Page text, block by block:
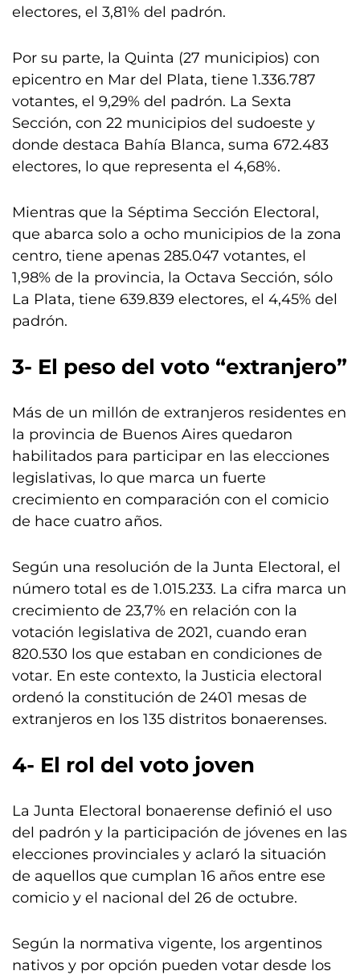
electores, el 3,81% del padrón.
Por su parte, la Quinta (27 municipios) con
epicentro en Mar del Plata, tiene 1.336.787
votantes, el 9,29% del padrón. La Sexta
Sección, con 22 municipios del sudoeste y
donde destaca Bahía Blanca, suma 672.483
electores, lo que representa el 4,68%.
Mientras que la Séptima Sección Electoral,
que abarca solo a ocho municipios de la zona
centro, tiene apenas 285.047 votantes, el
1,98% de la provincia, la Octava Sección, sólo
La Plata, tiene 639.839 electores, el 4,45% del
padrón.
3- El peso del voto “extranjero”
Más de un millón de extranjeros residentes en
la provincia de Buenos Aires quedaron
habilitados para participar en las elecciones
legislativas, lo que marca un fuerte
crecimiento en comparación con el comicio
de hace cuatro años.
Según una resolución de la Junta Electoral, el
número total es de 1.015.233. La cifra marca un
crecimiento de 23,7% en relación con la
votación legislativa de 2021, cuando eran
820.530 los que estaban en condiciones de
votar. En este contexto, la Justicia electoral
ordenó la constitución de 2401 mesas de
extranjeros en los 135 distritos bonaerenses.
4- El rol del voto joven
La Junta Electoral bonaerense definió el uso
del padrón y la participación de jóvenes en las
elecciones provinciales y aclaró la situación
de aquellos que cumplan 16 años entre ese
comicio y el nacional del 26 de octubre.
Según la normativa vigente, los argentinos
nativos y por opción pueden votar desde los